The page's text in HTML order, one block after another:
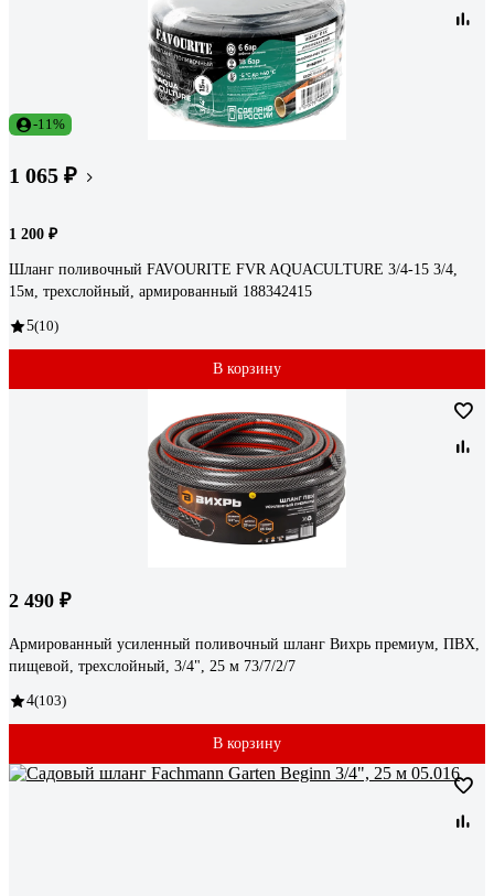
-11%
1 065 ₽
1 200 ₽
Шланг поливочный FAVOURITE FVR AQUACULTURE 3/4-15 3/4,
15м, трехслойный, армированный 188342415
5(10)
В корзину
2 490 ₽
Армированный усиленный поливочный шланг Вихрь премиум, ПВХ,
пищевой, трехслойный, 3/4", 25 м 73/7/2/7
4(103)
В корзину